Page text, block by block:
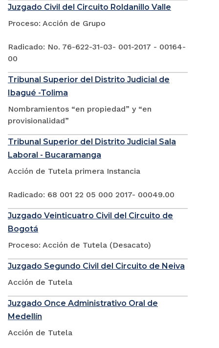
Juzgado Civil del Circuito Roldanillo Valle
Proceso: Acción de Grupo
Radicado: No. 76-622-31-03- 001-2017 - 00164-
00
Tribunal Superior del Distrito Judicial de
Ibagué -Tolima
Nombramientos “en propiedad” y “en
provisionalidad”
Tribunal Superior del Distrito Judicial Sala
Laboral - Bucaramanga
Acción de Tutela primera Instancia
Radicado: 68 001 22 05 000 2017- 00049.00
Juzgado Veinticuatro Civil del Circuito de
Bogotá
Proceso: Acción de Tutela (Desacato)
Juzgado Segundo Civil del Circuito de Neiva
Acción de Tutela
Juzgado Once Administrativo Oral de
Medellín
Acción de Tutela